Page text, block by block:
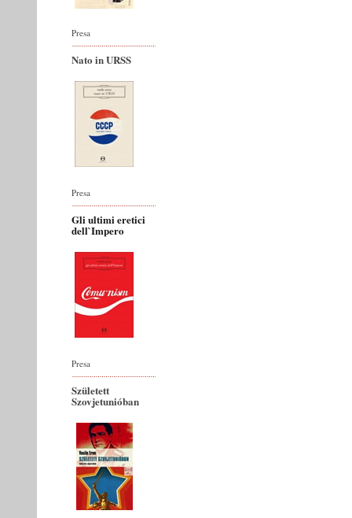
Presa
Nato in URSS
Presa
Gli ultimi eretici
dell`Impero
Presa
Született
Szovjetunióban